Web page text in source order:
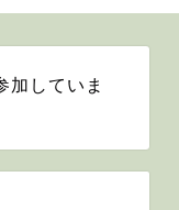
していま